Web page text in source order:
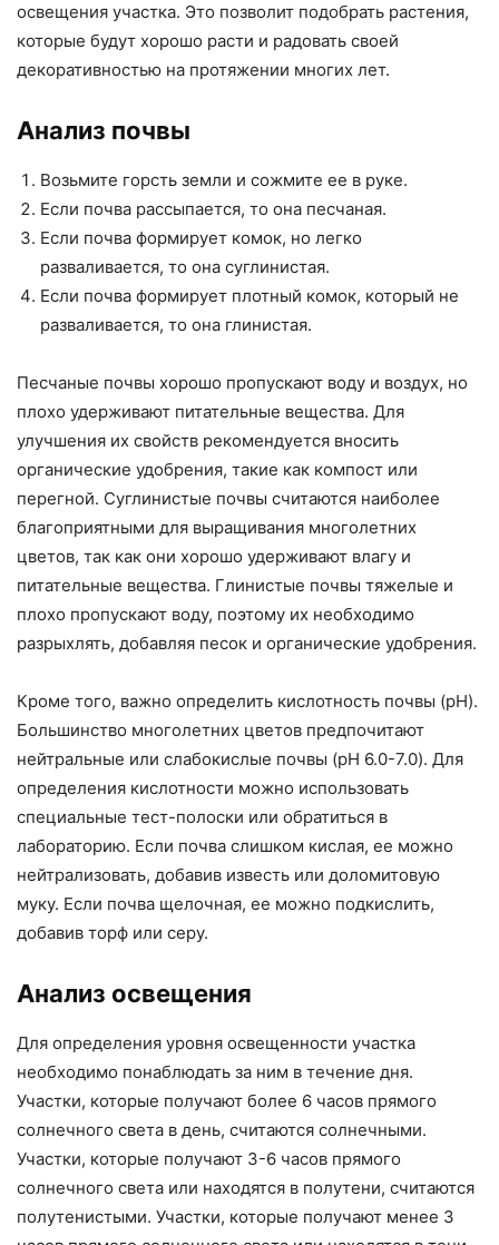
освещения участка. Это позволит подобрать растения,
которые будут хорошо расти и радовать своей
декоративностью на протяжении многих лет.
Анализ почвы
Возьмите горсть земли и сожмите ее в руке.
Если почва рассыпается, то она песчаная.
Если почва формирует комок, но легко
разваливается, то она суглинистая.
Если почва формирует плотный комок, который не
разваливается, то она глинистая.
Песчаные почвы хорошо пропускают воду и воздух, но
плохо удерживают питательные вещества. Для
улучшения их свойств рекомендуется вносить
органические удобрения, такие как компост или
перегной. Суглинистые почвы считаются наиболее
благоприятными для выращивания многолетних
цветов, так как они хорошо удерживают влагу и
питательные вещества. Глинистые почвы тяжелые и
плохо пропускают воду, поэтому их необходимо
разрыхлять, добавляя песок и органические удобрения.
Кроме того, важно определить кислотность почвы (pH).
Большинство многолетних цветов предпочитают
нейтральные или слабокислые почвы (pH 6.0-7.0). Для
определения кислотности можно использовать
специальные тест-полоски или обратиться в
лабораторию. Если почва слишком кислая, ее можно
нейтрализовать, добавив известь или доломитовую
муку. Если почва щелочная, ее можно подкислить,
добавив торф или серу.
Анализ освещения
Для определения уровня освещенности участка
необходимо понаблюдать за ним в течение дня.
Участки, которые получают более 6 часов прямого
солнечного света в день, считаются солнечными.
Участки, которые получают 3-6 часов прямого
солнечного света или находятся в полутени, считаются
полутенистыми. Участки, которые получают менее 3